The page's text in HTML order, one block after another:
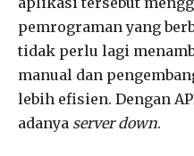
pemrograman yang
tidak perlu lagi
manual dan
lebih efisien. Dengan
adanya server down.